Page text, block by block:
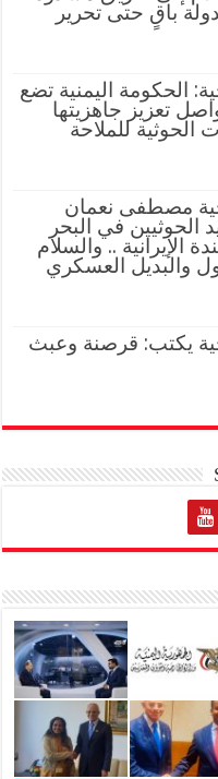
باقٍ حتى تحرير
الحكومة اليمنية تضع
تعزيز جاهزيتها
الحوثية للملاحة
مصطفى نعمان
الحوثيين في البحر
الإيرانية .. والسلام
والبديل العسكري
يكتب: قرصنة وعبث